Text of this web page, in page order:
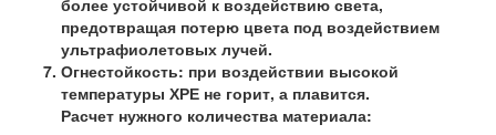
предотвращая потерю цвета под воздействием
ультрафиолетовых лучей.
Огнестойкость: при воздействии высокой
температуры ХРЕ не горит, а плавится.
Расчет нужного количества материала: